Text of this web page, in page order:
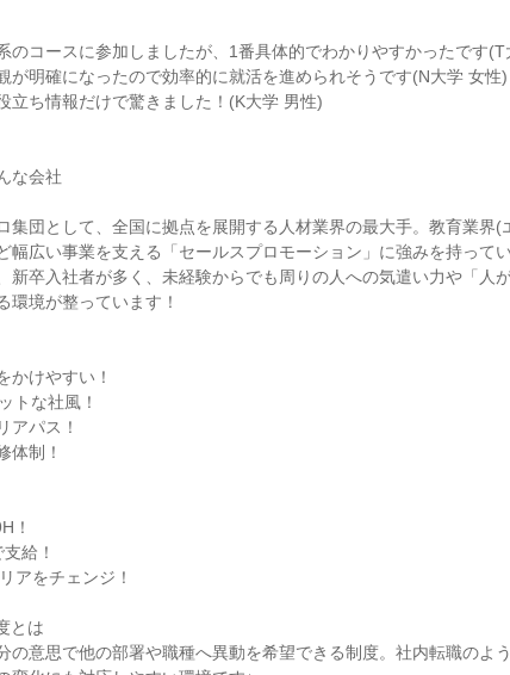
のコースに参加しましたが、1番具体的でわかりやすかったです(T
が明確になったので効率的に就活を進められそうです(N大学 女性)
立ち情報だけで驚きました！(K大学 男性)
な会社
集団として、全国に拠点を展開する人材業界の最大手。教育業界(
幅広い事業を支える「セールスプロモーション」に強みを持って
新卒入社者が多く、未経験からでも周りの人への気遣い力や「人
環境が整っています！
かけやすい！
トな社風！
アパス！
体制！
！
給！
アをチェンジ！
とは
の意思で他の部署や職種へ異動を希望できる制度。社内転職のよ